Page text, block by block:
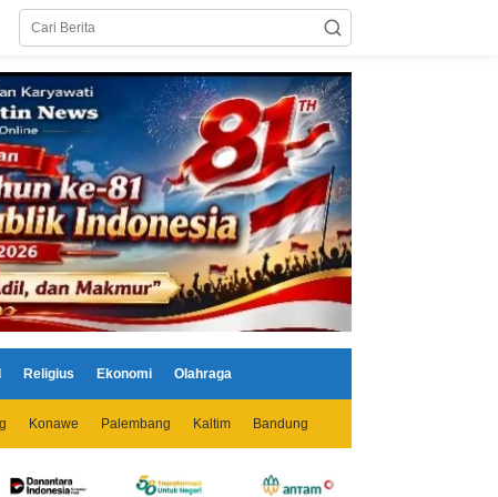
Religius Ekonomi Olahraga
Konawe Palembang Kaltim Bandung